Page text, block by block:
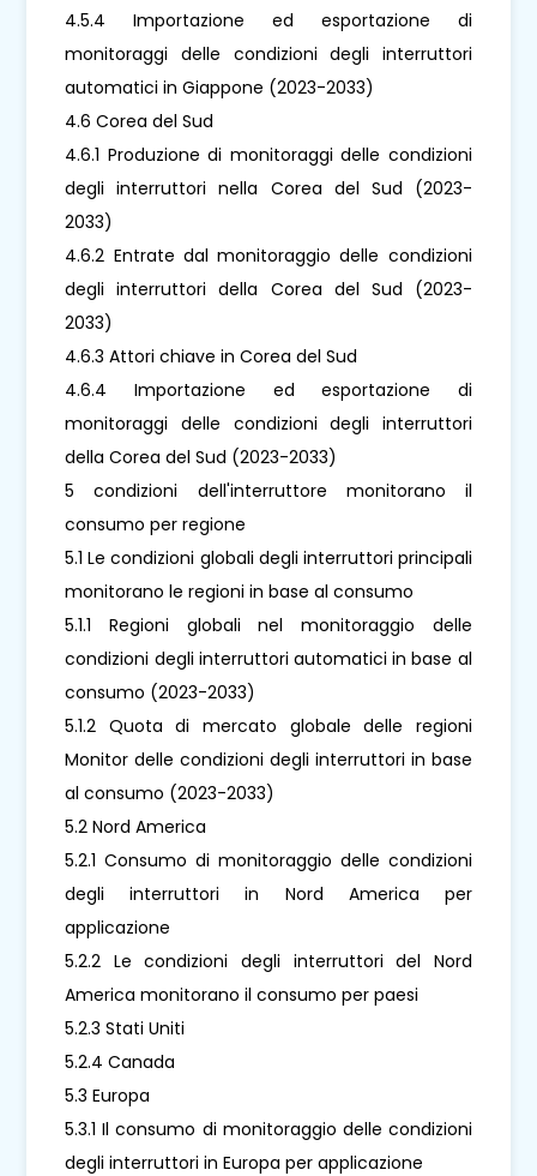
4.5.4 Importazione ed esportazione di
monitoraggi delle condizioni degli interruttori
automatici in Giappone (2023-2033)
4.6 Corea del Sud
4.6.1 Produzione di monitoraggi delle condizioni
degli interruttori nella Corea del Sud (2023-
2033)
4.6.2 Entrate dal monitoraggio delle condizioni
degli interruttori della Corea del Sud (2023-
2033)
4.6.3 Attori chiave in Corea del Sud
4.6.4 Importazione ed esportazione di
monitoraggi delle condizioni degli interruttori
della Corea del Sud (2023-2033)
5 condizioni dell'interruttore monitorano il
consumo per regione
5.1 Le condizioni globali degli interruttori principali
monitorano le regioni in base al consumo
5.1.1 Regioni globali nel monitoraggio delle
condizioni degli interruttori automatici in base al
consumo (2023-2033)
5.1.2 Quota di mercato globale delle regioni
Monitor delle condizioni degli interruttori in base
al consumo (2023-2033)
5.2 Nord America
5.2.1 Consumo di monitoraggio delle condizioni
degli interruttori in Nord America per
applicazione
5.2.2 Le condizioni degli interruttori del Nord
America monitorano il consumo per paesi
5.2.3 Stati Uniti
5.2.4 Canada
5.3 Europa
5.3.1 Il consumo di monitoraggio delle condizioni
degli interruttori in Europa per applicazione